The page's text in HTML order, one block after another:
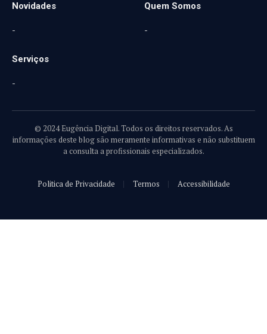
Novidades
-
Quem Somos
-
Serviços
-
© 2024 Eugência Digital. Todos os direitos reservados. As
informações deste blog são meramente informativas e não substituem
a consulta a profissionais especializados.
Politica de Privacidade Termos Accessibilidade